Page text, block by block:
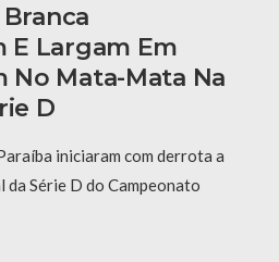
E Largam Em
No Mata-Mata Na
D
iniciaram com derrota a
da Série D do Campeonato